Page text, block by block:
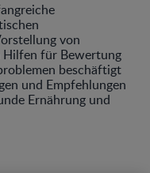
von
für Bewertung
beschäftigt
und Empfehlungen
Ernährung und